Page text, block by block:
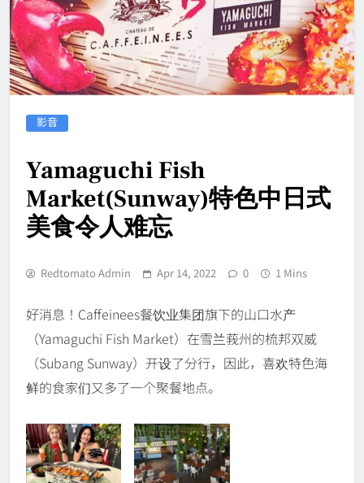
影音
Yamaguchi Fish
Market(Sunway)特色中日式
美食令人难忘
Redtomato Admin Apr 14, 2022 0 1 Mins
好消息！Caffeinees餐饮业集团旗下的山口水产
（Yamaguchi Fish Market）在雪兰莪州的梳邦双威
（Subang Sunway）开设了分行，因此，喜欢特色海
鲜的食家们又多了一个聚餐地点。